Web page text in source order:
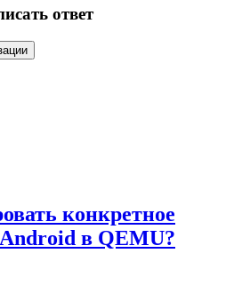
ответ
конкретное
в QEMU?